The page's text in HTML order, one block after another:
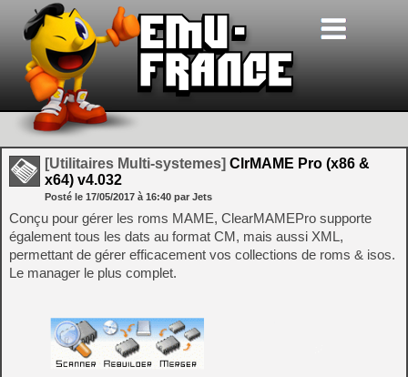
[Utilitaires Multi-systemes] ClrMAME Pro (x86 &
x64) v4.032
Posté le 17/05/2017 à 16:40 par Jets
Conçu pour gérer les roms MAME, ClearMAMEPro supporte
également tous les dats au format CM, mais aussi XML,
permettant de gérer efficacement vos collections de roms & isos.
Le manager le plus complet.